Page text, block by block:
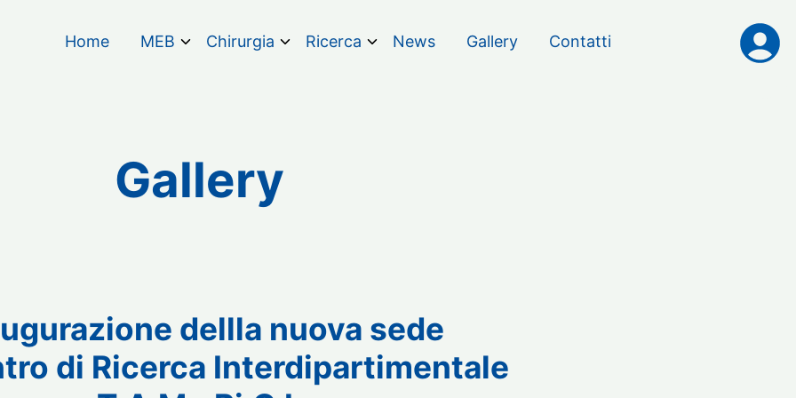
Home MEB Chirurgia Ricerca News Gallery Contatti
Gallery
dellla nuova sede
di Ricerca Interdipartimentale